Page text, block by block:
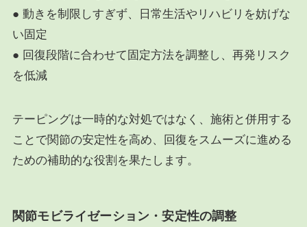
● 動きを制限しすぎず、日常生活やリハビリを妨げな
い固定
● 回復段階に合わせて固定方法を調整し、再発リスク
を低減
テーピングは一時的な対処ではなく、施術と併用する
ことで関節の安定性を高め、回復をスムーズに進める
ための補助的な役割を果たします。
関節モビライゼーション・安定性の調整